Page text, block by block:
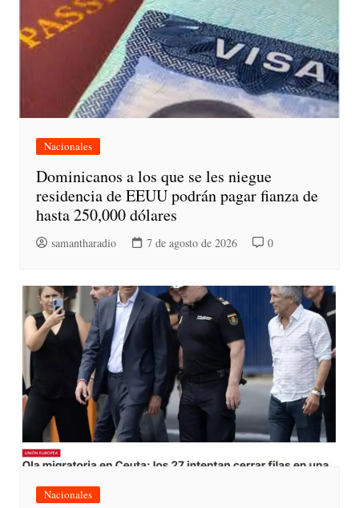
Nacionales
Dominicanos a los que se les niegue
residencia de EEUU podrán pagar fianza de
hasta 250,000 dólares
samantharadio 7 de agosto de 2026 0
Nacionales